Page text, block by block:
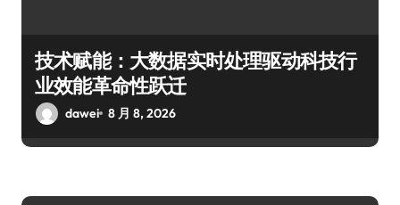
技术赋能：大数据实时处理驱动科技行
业效能革命性跃迁
dawei 8 月 8, 2026